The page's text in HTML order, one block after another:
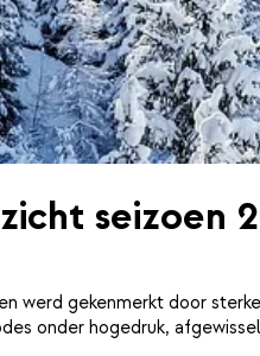
seizoen
werd gekenmerkt door
onder hogedruk,